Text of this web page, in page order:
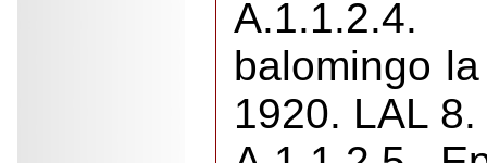
balomingo
1920. LAL 8.